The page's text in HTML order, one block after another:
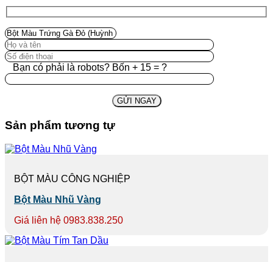
Bạn có phải là robots? Bốn + 15 = ?
Sản phẩm tương tự
BỘT MÀU CÔNG NGHIỆP
Bột Màu Nhũ Vàng
Giá liên hệ 0983.838.250